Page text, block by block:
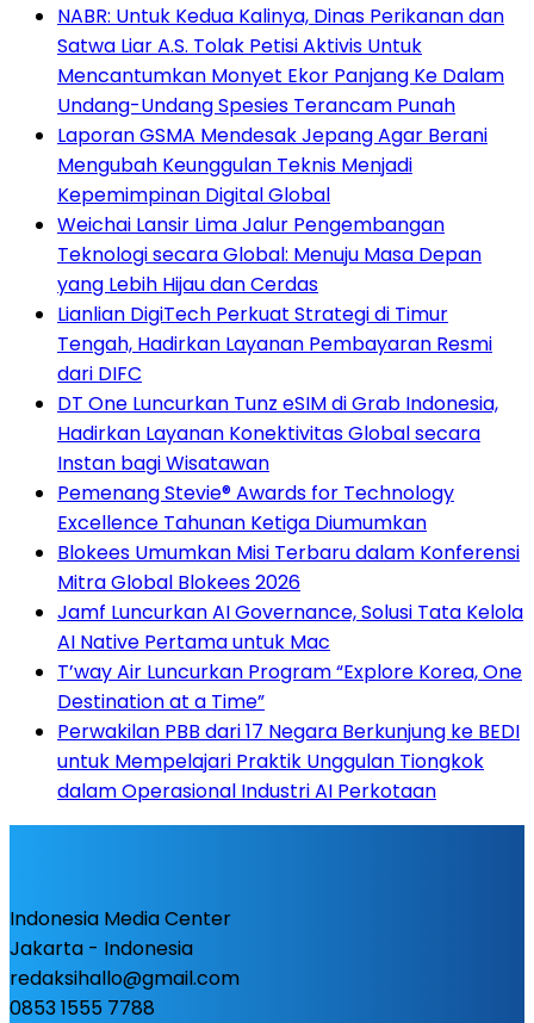
NABR: Untuk Kedua Kalinya, Dinas Perikanan dan
Satwa Liar A.S. Tolak Petisi Aktivis Untuk
Mencantumkan Monyet Ekor Panjang Ke Dalam
Undang-Undang Spesies Terancam Punah
Laporan GSMA Mendesak Jepang Agar Berani
Mengubah Keunggulan Teknis Menjadi
Kepemimpinan Digital Global
Weichai Lansir Lima Jalur Pengembangan
Teknologi secara Global: Menuju Masa Depan
yang Lebih Hijau dan Cerdas
Lianlian DigiTech Perkuat Strategi di Timur
Tengah, Hadirkan Layanan Pembayaran Resmi
dari DIFC
DT One Luncurkan Tunz eSIM di Grab Indonesia,
Hadirkan Layanan Konektivitas Global secara
Instan bagi Wisatawan
Pemenang Stevie® Awards for Technology
Excellence Tahunan Ketiga Diumumkan
Blokees Umumkan Misi Terbaru dalam Konferensi
Mitra Global Blokees 2026
Jamf Luncurkan AI Governance, Solusi Tata Kelola
AI Native Pertama untuk Mac
T’way Air Luncurkan Program “Explore Korea, One
Destination at a Time”
Perwakilan PBB dari 17 Negara Berkunjung ke BEDI
untuk Mempelajari Praktik Unggulan Tiongkok
dalam Operasional Industri AI Perkotaan
Indonesia Media Center
Jakarta - Indonesia
redaksihallo@gmail.com
0853 1555 7788